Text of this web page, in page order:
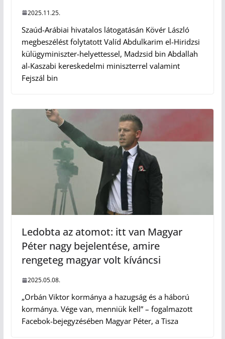
2025.11.25.
Szaúd-Arábiai hivatalos látogatásán Kövér László
megbeszélést folytatott Valíd Abdulkarim el-Hiridzsi
külügyminiszter-helyettessel, Madzsid bin Abdallah
al-Kaszabi kereskedelmi miniszterrel valamint
Fejszál bin
Ledobta az atomot: itt van Magyar
Péter nagy bejelentése, amire
rengeteg magyar volt kíváncsi
2025.05.08.
„Orbán Viktor kormánya a hazugság és a háború
kormánya. Vége van, menniük kell” – fogalmazott
Facebok-bejegyzésében Magyar Péter, a Tisza